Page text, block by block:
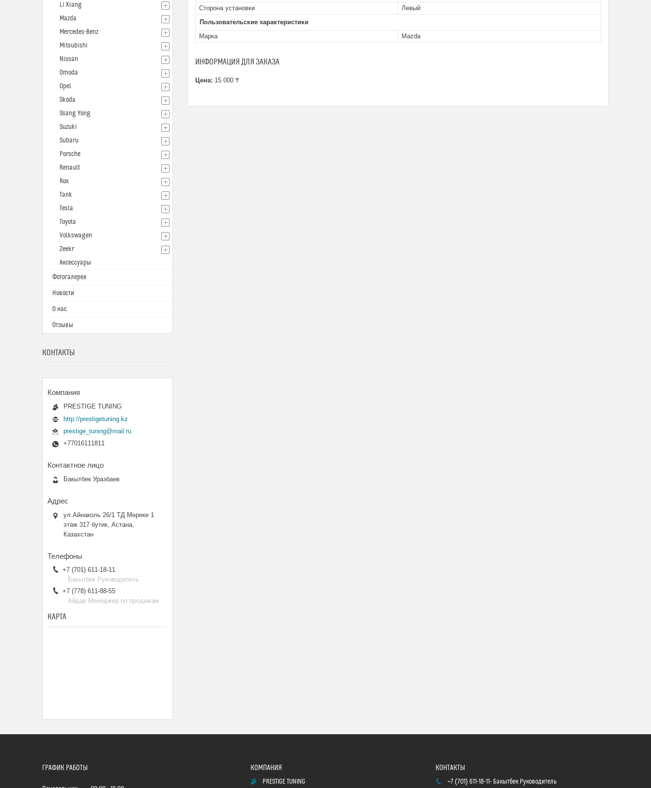
Сторона установки
Левый
Пользовательские характеристики
Марка
Mazda
ИНФОРМАЦИЯ ДЛЯ ЗАКАЗА
Цена: 15 000 ₸
Li Xiang
Mazda
Mercedes-Benz
Mitsubishi
Nissan
Omoda
Opel
Skoda
Ssang Yong
Suzuki
Subaru
Porsche
Renault
Rox
Tank
Tesla
Toyota
Volkswagen
Zeekr
Аксессуары
Фотогалерея
Новости
О нас
Отзывы
КОНТАКТЫ
PRESTIGE TUNING
http://prestigetuning.kz
prestige_tuning@mail.ru
+77016111811
Бакытбек Уразбаев
ул.Айнаколь 26/1 ТД Мереке 1
этаж 317 бутик, Астана,
Казахстан
+7 (701) 611-18-11
Бакытбек Руководитель
+7 (778) 611-88-55
Айдар Менеджер по продажам
КАРТА
ГРАФИК РАБОТЫ
PRESTIGE TUNING +7 (701) 611-18-11 Бакытбек Руководитель